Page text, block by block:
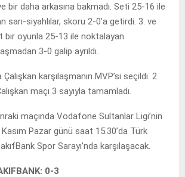
bir daha arkasına bakmadı. Seti 25-16 ile
sarı-siyahlılar, skoru 2-0’a getirdi. 3. ve
bir oyunla 25-13 ile noktalayan
3-0 galip ayrıldı.
Çalışkan karşılaşmanın MVP’si seçildi. 2
maçı 3 sayıyla tamamladı.
maçında Vodafone Sultanlar Ligi’nin
Pazar günü saat 15.30’da Türk
Spor Sarayı’nda karşılaşacak.
0-3